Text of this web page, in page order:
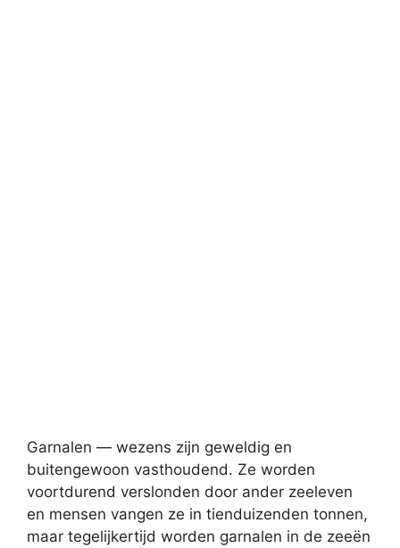
Garnalen — wezens zijn geweldig en
buitengewoon vasthoudend. Ze worden
voortdurend verslonden door ander zeeleven
en mensen vangen ze in tienduizenden tonnen,
maar tegelijkertijd worden garnalen in de zeeën